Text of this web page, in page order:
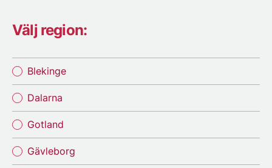
Välj region:
Blekinge
Dalarna
Gotland
Gävleborg